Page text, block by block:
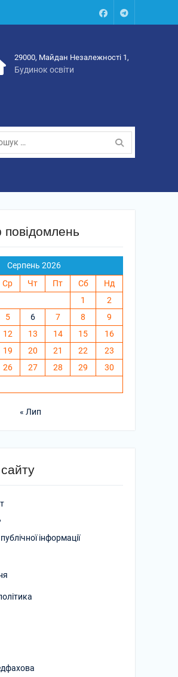
FacebookTalegram
29000, Майдан Незалежності 1,
Будинок освіти
Серпень 2026
Ср Чт Пт Сб
Нд
1
2
5 6 7 8
9
12 13 14 15
16
19 20 21 22
23
26 27 28 29
30
« Лип
сайту
інформації